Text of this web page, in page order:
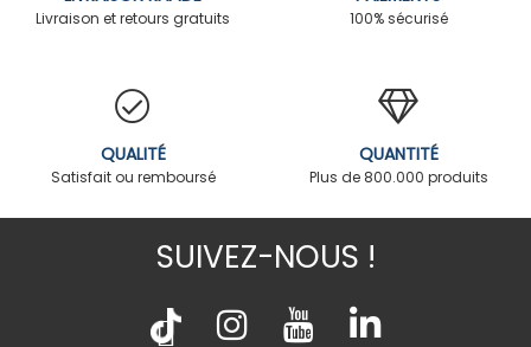
Livraison et retours gratuits 100% sécurisé
QUALITÉ
Satisfait ou remboursé
QUANTITÉ
Plus de 800.000 produits
SUIVEZ-NOUS !